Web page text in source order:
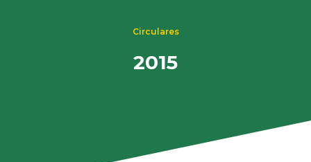
Circulares
2015